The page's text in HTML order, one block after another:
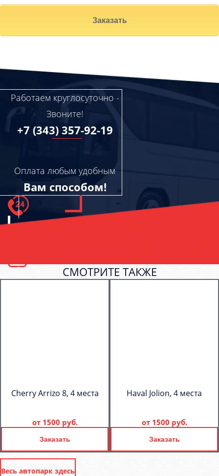
Заказать
Работаем круглосуточно -
Звоните!
+7 (343) 357-92-19
Оплата любым удобным
Вам способом!
СМОТРИТЕ ТАКЖЕ
Cherry Arrizo 8, 4 места
от 1500 руб.
Заказать
Haval Jolion, 4 места
от 1500 руб.
Заказать
Весь автопарк здесь